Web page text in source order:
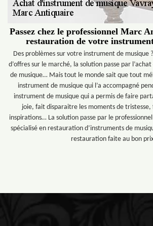
Passez chez le professionnel Marc
restauration de votre
Des problèmes sur votre instrument de musique
d’offres sur le marché, la solution passe par
de musique… Mais tout le monde sait que tout
instrument de musique qui l’a accompagné
instrument de musique qui a permis de faire
joie, fait disparaitre les moments de
inspirations… La solution passe par le
spécialisé en restauration d’instruments de
restauration faite au bon